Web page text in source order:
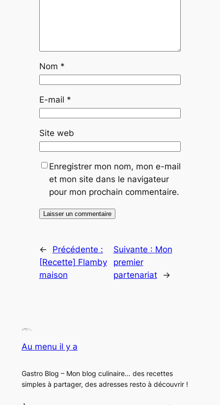
Nom *
E-mail *
Site web
Enregistrer mon nom, mon e-mail
et mon site dans le navigateur
pour mon prochain commentaire.
←
Précédente :
[Recette] Flamby
maison
Suivante : Mon
premier
partenariat
→
Au menu il y a
Gastro Blog – Mon blog culinaire… des recettes
simples à partager, des adresses resto à découvrir !